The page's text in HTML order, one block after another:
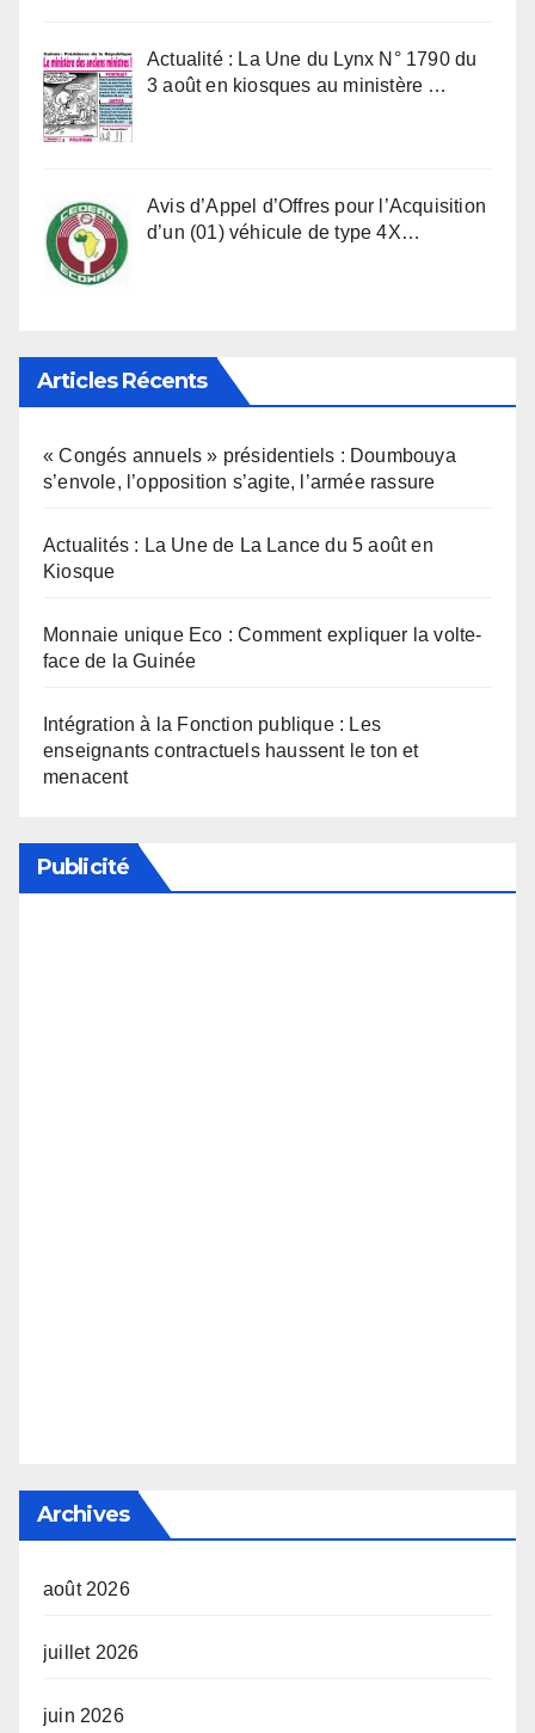
Actualité : La Une du Lynx N° 1790 du
3 août en kiosques au ministère …
Avis d’Appel d’Offres pour l’Acquisition
d’un (01) véhicule de type 4X…
Articles Récents
« Congés annuels » présidentiels : Doumbouya
s’envole, l’opposition s’agite, l’armée rassure
Actualités : La Une de La Lance du 5 août en
Kiosque
Monnaie unique Eco : Comment expliquer la volte-
face de la Guinée
Intégration à la Fonction publique : Les
enseignants contractuels haussent le ton et
menacent
Publicité
Archives
août 2026
juillet 2026
juin 2026